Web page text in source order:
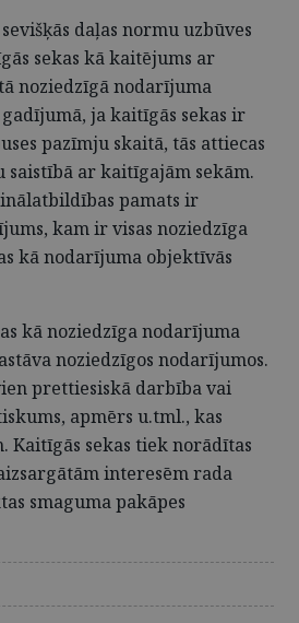
daļas normu uzbūves
sekas kā kaitējums ar
noziedzīgā nodarījuma
ja kaitīgās sekas ir
pazīmju skaitā, tās attiecas
ar kaitīgajām sekām.
pamats ir
kam ir visas noziedzīga
kā nodarījuma objektīvās
kā noziedzīga nodarījuma
noziedzīgos nodarījumos.
prettiesiskā darbība vai
apmērs u.tml., kas
sekas tiek norādītas
interesēm rada
smaguma pakāpes